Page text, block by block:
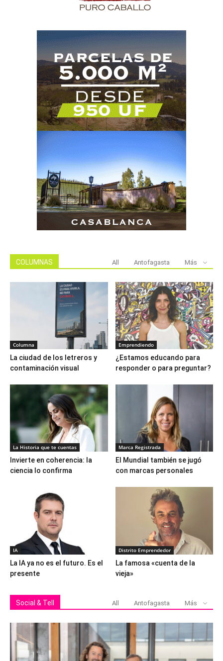
COLUMNAS All Antofagasta Más
Columna
La ciudad de los letreros y
contaminación visual
Emprendiendo
¿Estamos educando para
responder o para preguntar?
La Historia que te cuentas
Invierte en coherencia: la
ciencia lo confirma
Marca Registrada
El Mundial también se jugó
con marcas personales
IA
La IA ya no es el futuro. Es el
presente
Distrito Emprendedor
La famosa «cuenta de la
vieja»
Social & Tell All Antofagasta Más